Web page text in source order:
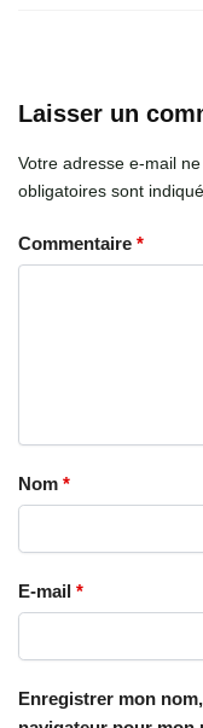
Laisser un
Votre adresse e-mail
obligatoires sont
Commentaire *
Nom *
E-mail *
Enregistrer mon